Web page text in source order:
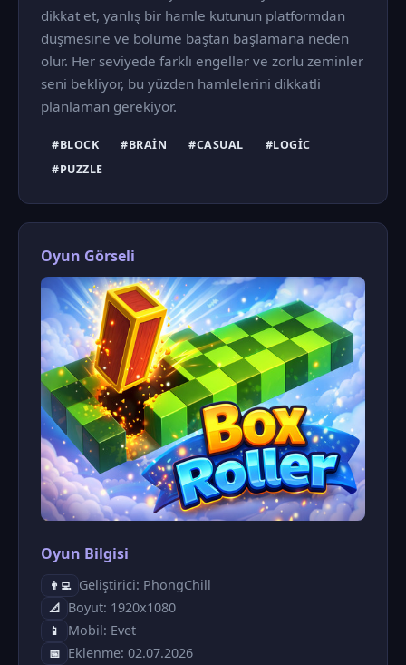
dikkat et, yanlış bir hamle kutunun platformdan
düşmesine ve bölüme baştan başlamana neden
olur. Her seviyede farklı engeller ve zorlu zeminler
seni bekliyor, bu yüzden hamlelerini dikkatli
planlaman gerekiyor.
#BLOCK #BRAIN #CASUAL
#LOGIC
#PUZZLE
Oyun Görseli
Oyun Bilgisi
👨‍💻 Geliştirici: PhongChill
📐 Boyut: 1920x1080
📱 Mobil: Evet
📅 Eklenme: 02.07.2026